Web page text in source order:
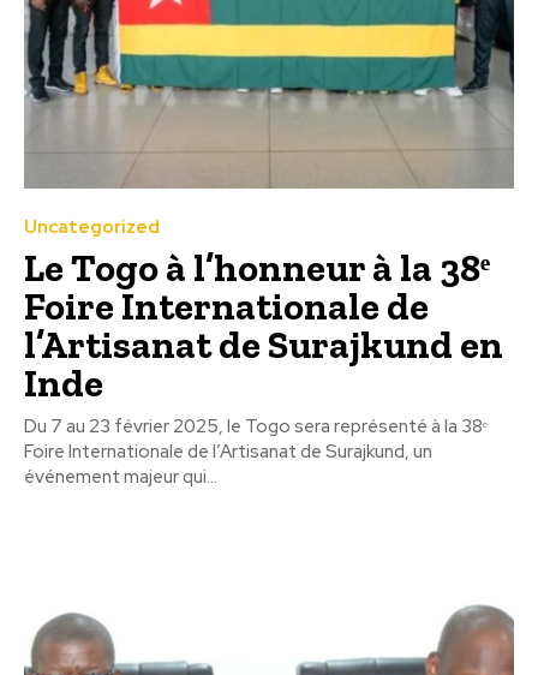
Uncategorized
Le Togo à l’honneur à la 38ᵉ
Foire Internationale de
l’Artisanat de Surajkund en
Inde
Du 7 au 23 février 2025, le Togo sera représenté à la 38ᵉ
Foire Internationale de l’Artisanat de Surajkund, un
événement majeur qui...